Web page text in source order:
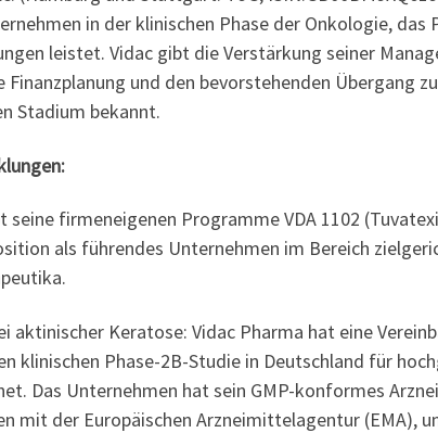
in der klinischen Phase der Onkologie,
leistet. Vidac gibt die Verstärkung seiner
Finanzplanung und den bevorstehenden Übergang
Stadium bekannt.
firmeneigenen Programme VDA 1102
als führendes Unternehmen im Bereich
Keratose: Vidac Pharma hat eine
klinischen Phase-2B-Studie in Deutschland für
Das Unternehmen hat sein GMP-konformes
mit der Europäischen Arzneimittelagentur (EMA),